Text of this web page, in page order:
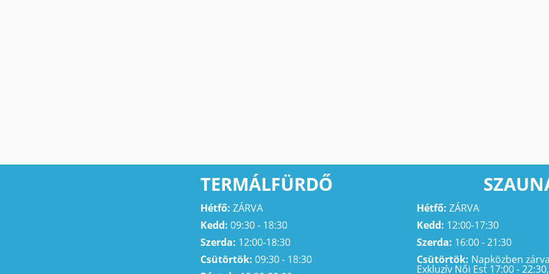
TERMÁLFÜRDŐ
Hétfő: ZÁRVA
Kedd: 09:30 - 18:30
Szerda: 12:00-18:30
Csütörtök: 09:30 - 18:30
Hétfő: ZÁRVA
Kedd: 12:00-17:30
Szerda: 16:00 - 21:30
Csütörtök: Napközben
Exkluzív Női Est 17:00 -